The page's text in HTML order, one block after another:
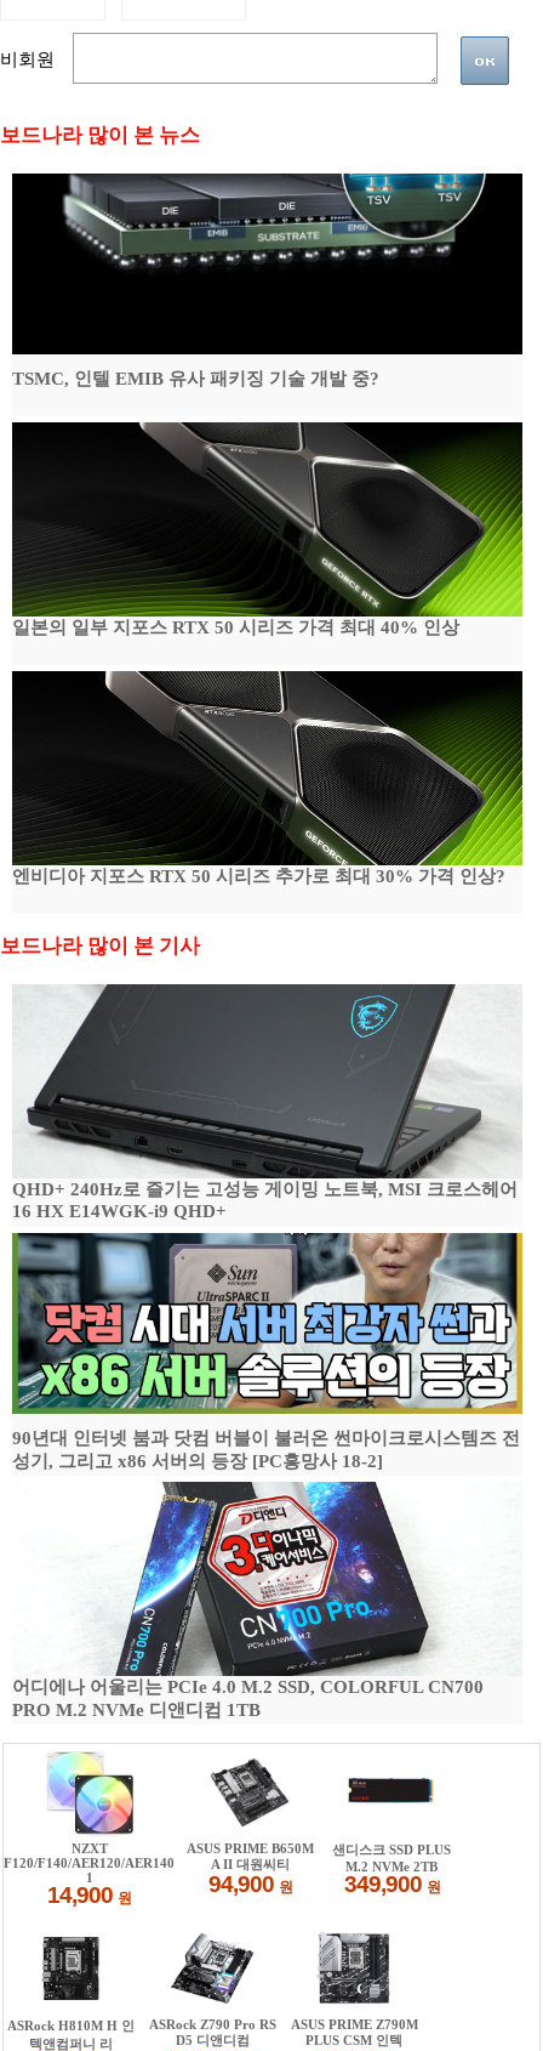
비회원
보드나라 많이 본 뉴스
TSMC, 인텔 EMIB 유사 패키징 기술 개발 중?
일본의 일부 지포스 RTX 50 시리즈 가격 최대 40% 인상
엔비디아 지포스 RTX 50 시리즈 추가로 최대 30% 가격 인상?
보드나라 많이 본 기사
QHD+ 240Hz로 즐기는 고성능 게이밍 노트북, MSI 크로스헤어
16 HX E14WGK-i9 QHD+
90년대 인터넷 붐과 닷컴 버블이 불러온 썬마이크로시스템즈 전
성기, 그리고 x86 서버의 등장 [PC흥망사 18-2]
어디에나 어울리는 PCIe 4.0 M.2 SSD, COLORFUL CN700
PRO M.2 NVMe 디앤디컴 1TB